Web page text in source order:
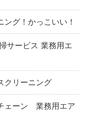
グ！かっこいい！
サービス 業務用エ
クリーニング
ェーン 業務用エア